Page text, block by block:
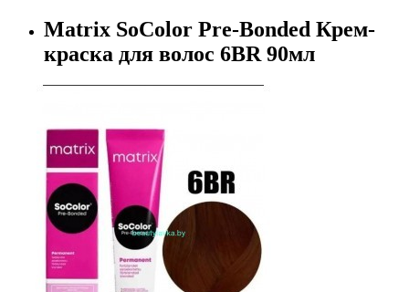
Matrix SoColor Pre-Bonded Крем-
краска для волос 6BR 90мл